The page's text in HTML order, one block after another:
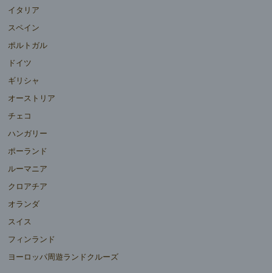
イタリア
スペイン
ポルトガル
ドイツ
ギリシャ
オーストリア
チェコ
ハンガリー
ポーランド
ルーマニア
クロアチア
オランダ
スイス
フィンランド
ヨーロッパ周遊ランドクルーズ